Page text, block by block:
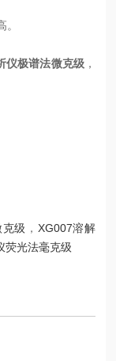
仪极谱法微克级，
级 ， XG007溶解
荧光法毫克级